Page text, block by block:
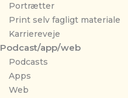
Portrætter
Print selv fagligt materiale
Karriereveje
Podcast/app/web
Podcasts
Apps
Web